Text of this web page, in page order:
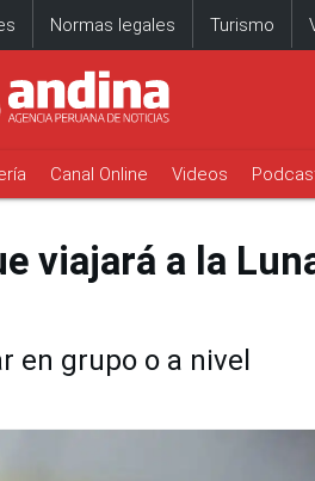
Normas legales Turismo
Canal Online Videos
viajará a la
en grupo o a nivel